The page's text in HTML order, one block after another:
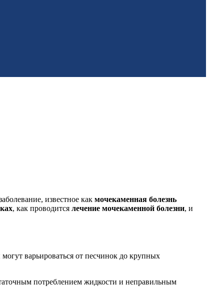
известное как мочекаменная болезнь
, как проводится лечение мочекаменной болезни, и
варьироваться от песчинок до крупных
потреблением жидкости и неправильным